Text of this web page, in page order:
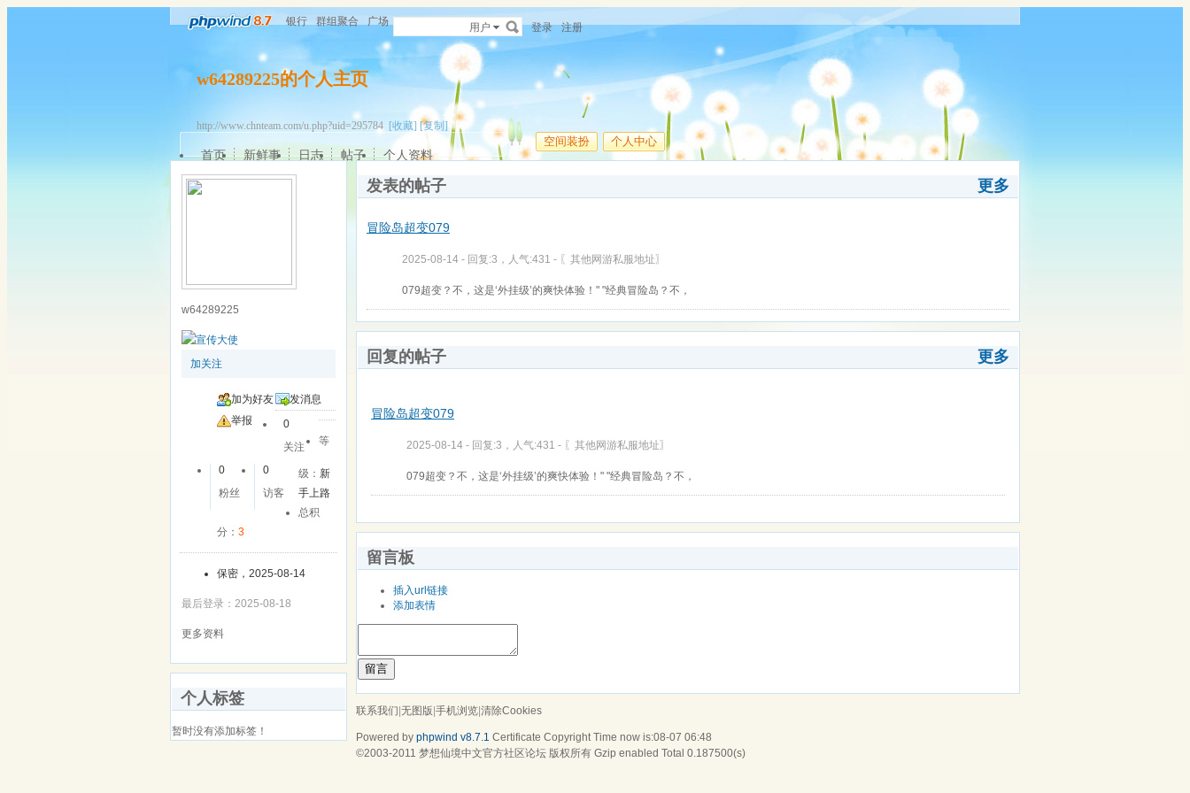
银行 群组聚合 广场 用户 登录 注册
w64289225的个人主页
http://www.chnteam.com/u.php?uid=295784 [收藏] [复制]
空间装扮 个人中心
首页 新鲜事 日志 帖子 个人资料
w64289225
加关注
加为好友
发消息
举报
0
关注
0
粉丝
0
访客
等
级：新
手上路
总积
分： 3
保密，2025-08-14
最后登录：2025-08-18
更多资料
个人标签
暂时没有添加标签！
更多
发表的帖子
冒险岛超变079
2025-08-14 - 回复:3，人气:431 - 〖其他网游私服地址〗
079超变？不，这是‘外挂级’的爽快体验！" "经典冒险岛？不，
更多
回复的帖子
冒险岛超变079
2025-08-14 - 回复:3，人气:431 - 〖其他网游私服地址〗
079超变？不，这是‘外挂级’的爽快体验！" "经典冒险岛？不，
留言板
插入url链接
添加表情
留言
联系我们|无图版|手机浏览|清除Cookies
Powered by phpwind v8.7.1 Certificate Copyright Time now is:08-07 06:48
©2003-2011 梦想仙境中文官方社区论坛 版权所有 Gzip enabled Total 0.187500(s)